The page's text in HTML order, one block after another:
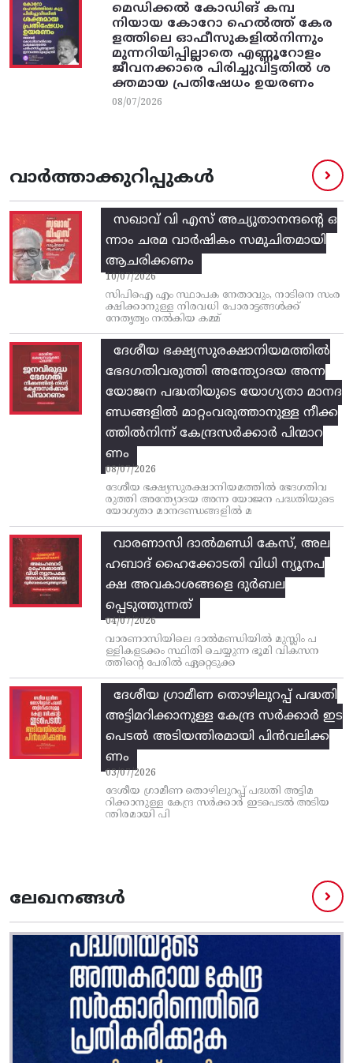
മെഡിക്കൽ കോഡിങ് കമ്പ
നിയായ കോറോ ഹെൽത്ത് കേര
ളത്തിലെ ഓഫീസുകളിൽനിന്നും
മുന്നറിയിപ്പില്ലാതെ എണ്ണൂറോളം
ജീവനക്കാരെ പിരിച്ചുവിട്ടതിൽ‌ ശ
ക്തമായ പ്രതിഷേധം ഉയരണം
08/07/2026
വാർത്താക്കുറിപ്പുകൾ
സഖാവ് വി എസ്‌ അച്യുതാനന്ദന്റെ ഒ
ന്നാം ചരമ വാര്‍ഷികം സമുചിതമായി
ആചരിക്കണം
10/07/2026
സിപിഐ എം സ്ഥാപക നേതാവും, നാടിനെ സംര
ക്ഷിക്കാനുള്ള നിരവധി പോരാട്ടങ്ങള്‍ക്ക്‌
നേതൃത്വം നല്‍കിയ കമ്മ്
ദേശീയ ഭക്ഷ്യസുരക്ഷാനിയമത്തിൽ
ഭേദഗതിവരുത്തി അന്ത്യോദയ അന്ന
യോജന പദ്ധതിയുടെ യോഗ്യതാ മാനദ
ണ്ഡങ്ങളിൽ മാറ്റംവരുത്താനുള്ള നീക്ക
ത്തിൽനിന്ന്‌ കേന്ദ്രസർക്കാർ പിന്മാറ
ണം
08/07/2026
ദേശീയ ഭക്ഷ്യസുരക്ഷാനിയമത്തിൽ ഭേദഗതിവ
രുത്തി അന്ത്യോദയ അന്ന യോജന പദ്ധതിയുടെ
യോഗ്യതാ മാനദണ്ഡങ്ങളിൽ മ
വാരണാസി ദാൽമണ്ഡി കേസ്, അല
ഹബാദ് ഹൈക്കോടതി വിധി ന്യൂനപ
ക്ഷ അവകാശങ്ങളെ ദുർബല
പ്പെടുത്തുന്നത്
04/07/2026
വാരണാസിയിലെ ദാൽമണ്ഡിയിൽ മുസ്ലിം പ
ള്ളികളടക്കം സ്ഥിതി ചെയ്യുന്ന ഭൂമി വികസന
ത്തിന്റെ പേരിൽ ഏറ്റെടുക്ക
ദേശീയ ഗ്രാമീണ തൊഴിലുറപ്പ്‌ പദ്ധതി
അട്ടിമറിക്കാനുള്ള കേന്ദ്ര സര്‍ക്കാര്‍ ഇട
പെടല്‍ അടിയന്തിരമായി പിന്‍വലിക്ക
ണം
03/07/2026
ദേശീയ ഗ്രാമീണ തൊഴിലുറപ്പ്‌ പദ്ധതി അട്ടിമ
റിക്കാനുള്ള കേന്ദ്ര സര്‍ക്കാര്‍ ഇടപെടല്‍ അടിയ
ന്തിരമായി പി
ലേഖനങ്ങൾ